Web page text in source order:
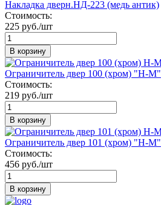
Накладка дверн.НД-223 (медь антик)
Стоимость:
225 руб./шт
В корзину
Ограничитель двер 100 (хром) "Н-М"
Стоимость:
219 руб./шт
В корзину
Ограничитель двер 101 (хром) "Н-М"
Стоимость:
456 руб./шт
В корзину